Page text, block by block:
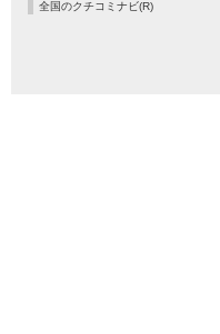
全国のクチコミナビ(R)